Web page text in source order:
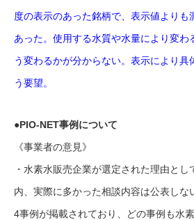
度の表示のあった銘柄で、表示値よりも
あった。使用する水質や水量により変わ
う変わるかが分からない。表示により具
う要望。
●PIO-NET事例について
《事業者の意見》
・水素水販売企業が選定された理由と
内、実際に多かった相談内容は公表しな
4事例が掲載されており、どの事例も水